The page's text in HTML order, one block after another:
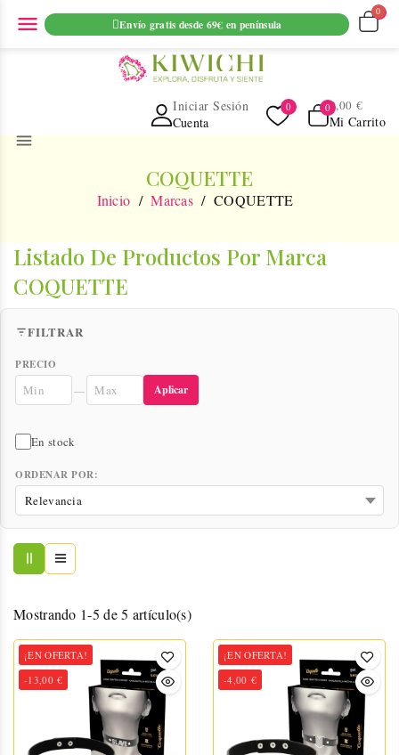
ENVIO GRATUITO EN PEDIDOS SUPERIORES A 69€ EN
PENINSULA
Cuenta
Iniciar Sesión
Mi Carrito
0,00 €
menu
COQUETTE
Inicio Marcas COQUETTE
Listado De Productos Por Marca
COQUETTE
FILTRAR
PRECIO
—
Aplicar
En stock
ORDENAR POR:
Mostrando 1-5 de 5 artículo(s)
¡EN OFERTA!
-13,00 €
¡EN OFERTA!
-4,00 €
menu Envío gratis desde 69€ en península